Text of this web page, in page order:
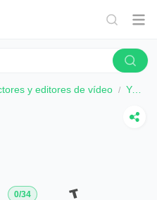
y editores de vídeo YouTube
0/34